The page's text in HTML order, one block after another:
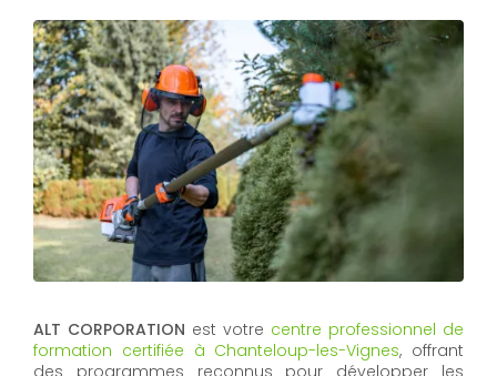
ALT CORPORATION est votre centre professionnel de
formation certifiée à Chanteloup-les-Vignes, offrant
des programmes reconnus pour développer les